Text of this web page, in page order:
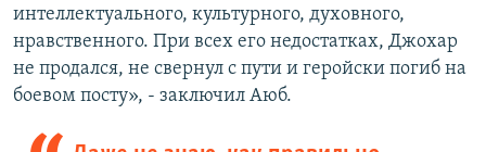
интеллектуального, культурного, духовного,
нравственного. При всех его недостатках, Джохар
не продался, не свернул с пути и геройски погиб на
боевом посту», - заключил Аюб.